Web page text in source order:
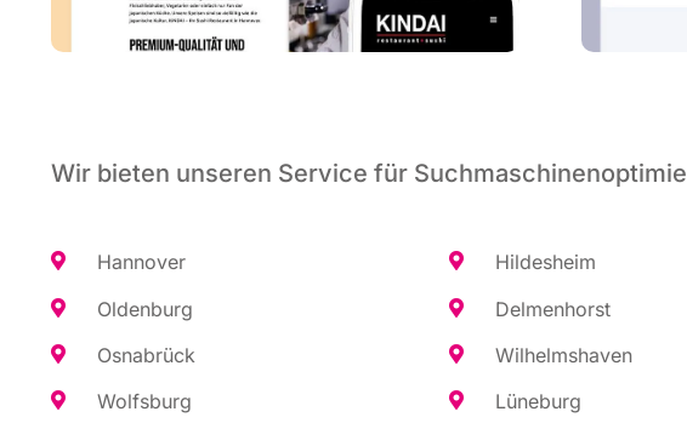
Wir bieten unseren Service für
Han­no­ver
Olden­burg
Osna­brück
Wolfs­burg
Hil­des­heim
Del­men­horst
Wil­helms­ha­ven
Lüne­burg